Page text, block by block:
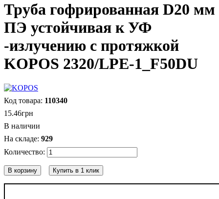
Труба гофрированная D20 мм
ПЭ устойчивая к УФ
-излучению с протяжкой
KOPOS 2320/LPE-1_F50DU
110340
15.46грн
В наличии
929
В корзину Купить в 1 клик